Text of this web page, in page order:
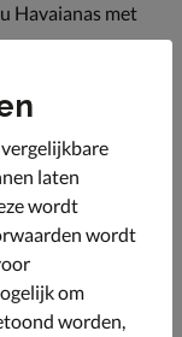
Havaianas met
een
32 33/34
maat, heb je
je 30 en
laten
wordt
wordt
om
worden,